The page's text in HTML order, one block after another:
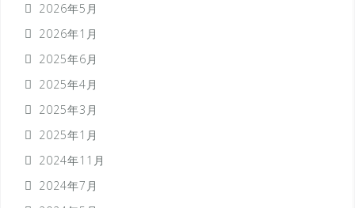
2026年5月
2026年1月
2025年6月
2025年4月
2025年3月
2025年1月
2024年11月
2024年7月